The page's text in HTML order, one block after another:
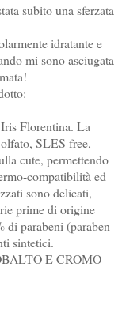
subito una sferzata
idratante e
mi sono asciugata
Florentina. La
SLES free,
cute, permettendo
compatibilità ed
sono delicati,
prime di origine
parabeni (paraben
sintetici.
E CROMO